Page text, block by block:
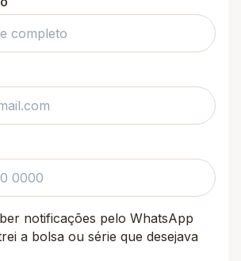
notificações pelo WhatsApp
a bolsa ou série que desejava